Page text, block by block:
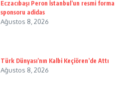
Eczacıbaşı Peron İstanbul’un resmi forma
sponsoru adidas
Ağustos 8, 2026
Türk Dünyası’nın Kalbi Keçiören’de Attı
Ağustos 8, 2026